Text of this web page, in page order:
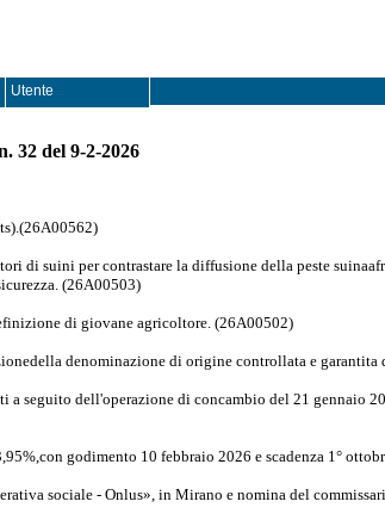
Utente
32 del 9-2-2026
di suini per contrastare la diffusione della peste
(26A00503)
di giovane agricoltore. (26A00502)
denominazione di origine controllata e
seguito dell'operazione di concambio del 21 gennaio
godimento 10 febbraio 2026 e scadenza 1°
sociale - Onlus», in Mirano e nomina del